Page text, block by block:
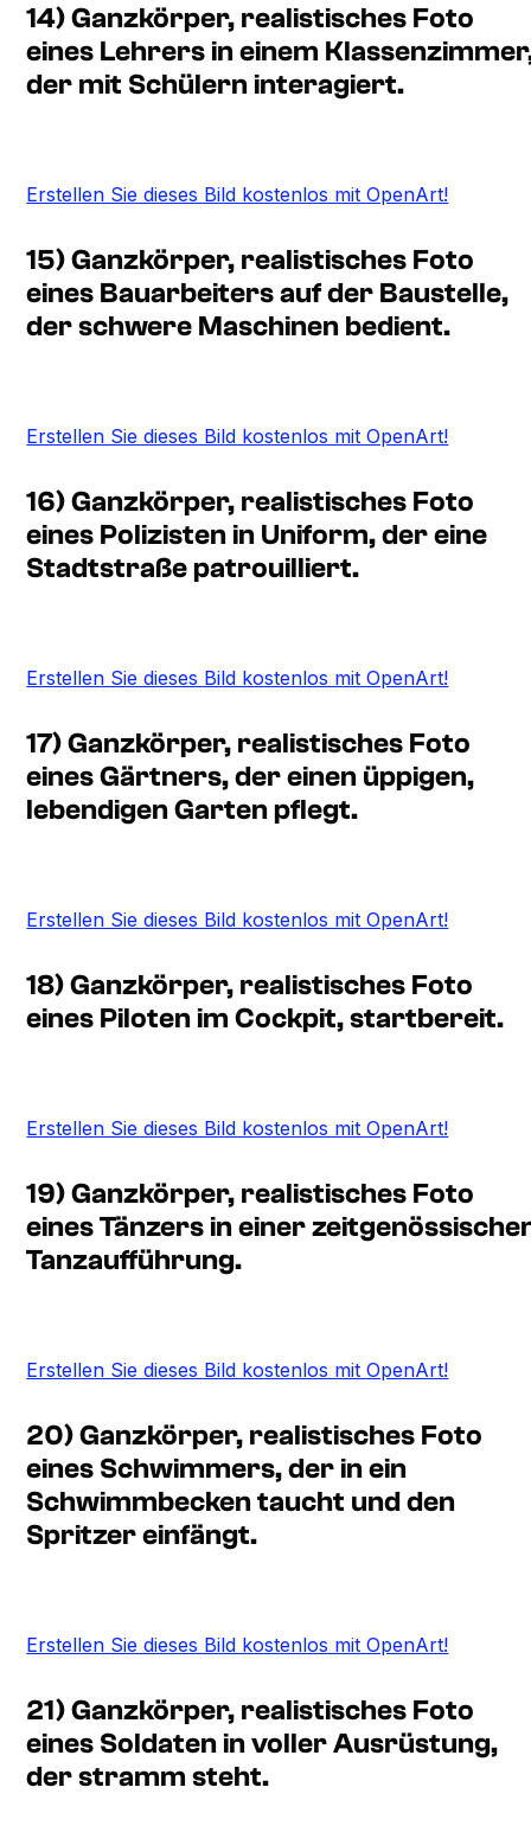
14) Ganzkörper, realistisches Foto
eines Lehrers in einem
der mit Schülern interagiert.
Erstellen Sie dieses Bild kostenlos mit OpenArt!
15) Ganzkörper, realistisches Foto
eines Bauarbeiters auf der Baustelle,
der schwere Maschinen bedient.
Erstellen Sie dieses Bild kostenlos mit OpenArt!
16) Ganzkörper, realistisches Foto
eines Polizisten in Uniform, der eine
Stadtstraße patrouilliert.
Erstellen Sie dieses Bild kostenlos mit OpenArt!
17) Ganzkörper, realistisches Foto
eines Gärtners, der einen üppigen,
lebendigen Garten pflegt.
Erstellen Sie dieses Bild kostenlos mit OpenArt!
18) Ganzkörper, realistisches Foto
eines Piloten im Cockpit, startbereit.
Erstellen Sie dieses Bild kostenlos mit OpenArt!
19) Ganzkörper, realistisches Foto
eines Tänzers in einer
Tanzaufführung.
Erstellen Sie dieses Bild kostenlos mit OpenArt!
20) Ganzkörper, realistisches Foto
eines Schwimmers, der in ein
Schwimmbecken taucht und den
Spritzer einfängt.
Erstellen Sie dieses Bild kostenlos mit OpenArt!
21) Ganzkörper, realistisches Foto
eines Soldaten in voller Ausrüstung,
der stramm steht.